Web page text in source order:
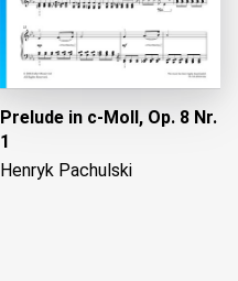
Prelude in c-Moll, Op. 8 Nr.
1
Henryk Pachulski